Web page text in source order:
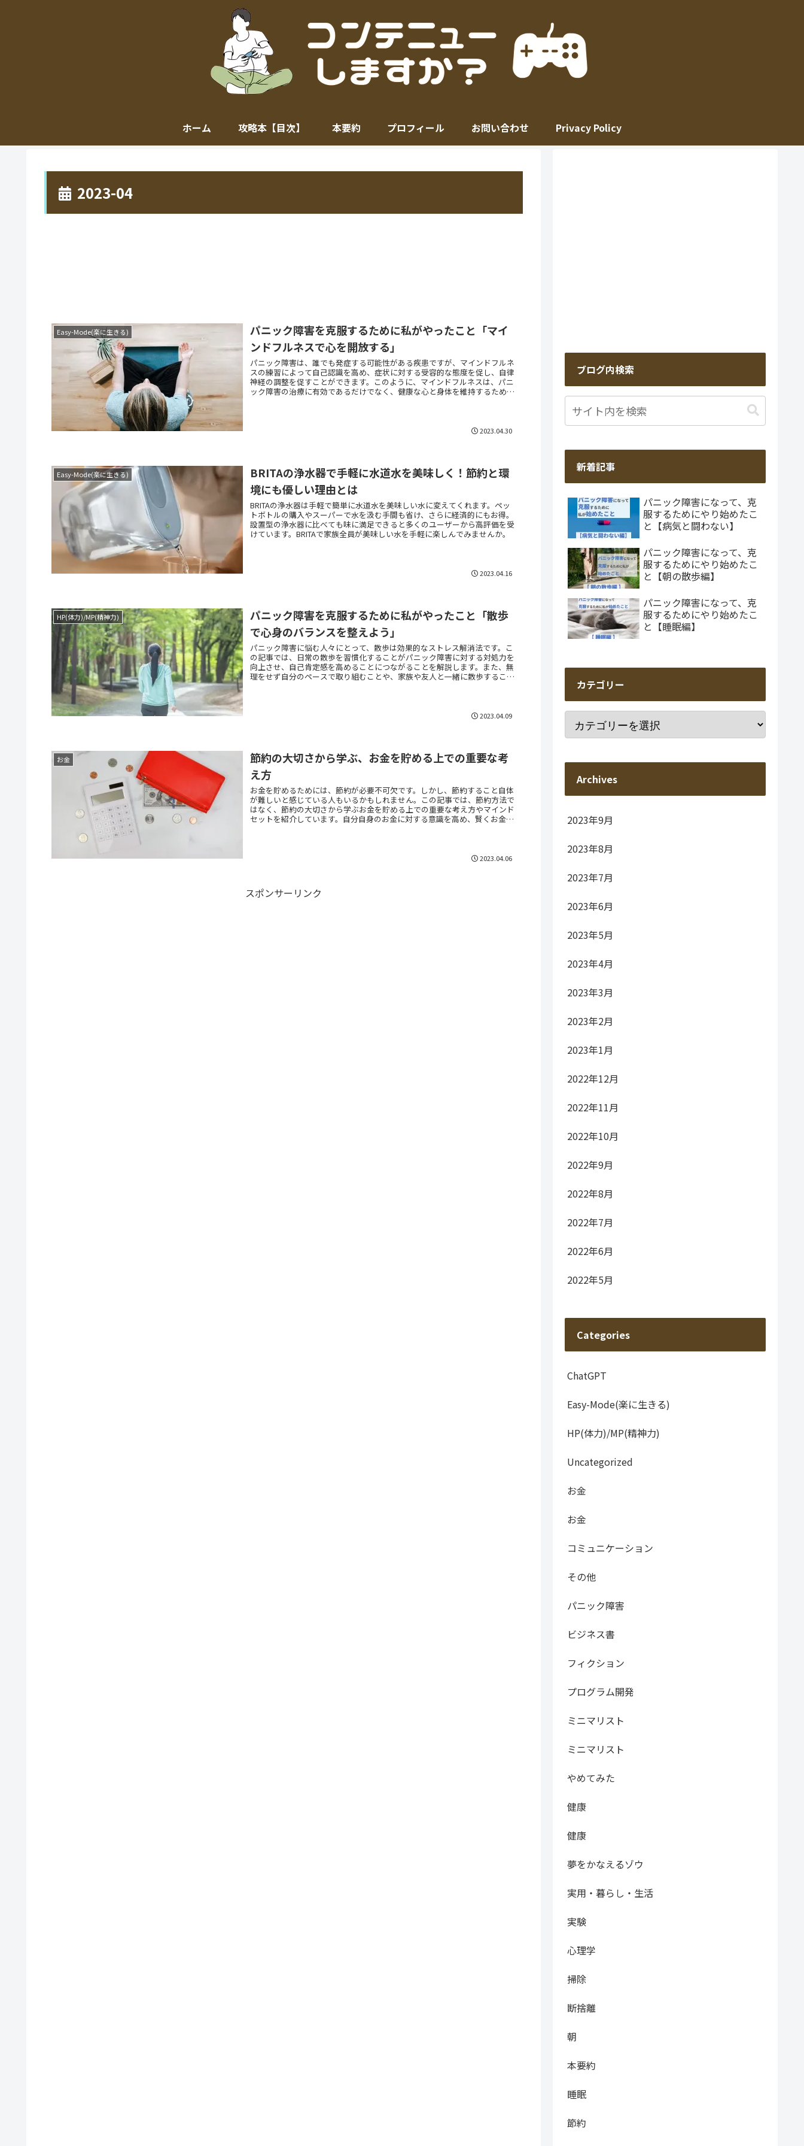
ホーム 攻略本【目次】 本要約 プロフィール お問い合わせ Privacy Policy
2023-04
Easy-Mode(楽に生きる)
パニック障害を克服するために私がやったこと「マイ
ンドフルネスで心を開放する」
パニック障害は、誰でも発症する可能性がある疾患ですが、マインドフルネ
スの練習によって自己認識を高め、症状に対する受容的な態度を促し、自律
神経の調整を促すことができます。このように、マインドフルネスは、パニ
ック障害の治療に有効であるだけでなく、健康な心と身体を維持するための
2023.04.30
Easy-Mode(楽に生きる)
BRITAの浄水器で手軽に水道水を美味しく！節約と環
境にも優しい理由とは
BRITAの浄水器は手軽で簡単に水道水を美味しい水に変えてくれます。ペッ
トボトルの購入やスーパーで水を汲む手間も省け、さらに経済的にもお得。
設置型の浄水器に比べても味に満足できると多くのユーザーから高評価を受
けています。BRITAで家族全員が美味しい水を手軽に楽しんでみませんか。
2023.04.16
HP(体力)/MP(精神力)
パニック障害を克服するために私がやったこと「散歩
で心身のバランスを整えよう」
パニック障害に悩む人々にとって、散歩は効果的なストレス解消法です。こ
の記事では、日常の散歩を習慣化することがパニック障害に対する対処力を
向上させ、自己肯定感を高めることにつながることを解説します。また、無
理をせず自分のペースで取り組むことや、家族や友人と一緒に散歩すること
2023.04.09
お金
節約の大切さから学ぶ、お金を貯める上での重要な考
え方
お金を貯めるためには、節約が必要不可欠です。しかし、節約すること自体
が難しいと感じている人もいるかもしれません。この記事では、節約方法で
はなく、節約の大切さから学ぶお金を貯める上での重要な考え方やマインド
セットを紹介しています。自分自身のお金に対する意識を高め、賢くお金を
2023.04.06
スポンサーリンク
ブログ内検索
新着記事
パニック障害になって、克
服するためにやり始めたこ
と【病気と闘わない】
パニック障害になって、克
服するためにやり始めたこ
と【朝の散歩編】
パニック障害になって、克
服するためにやり始めたこ
と【睡眠編】
カテゴリー
Archives
2023年9月
2023年8月
2023年7月
2023年6月
2023年5月
2023年4月
2023年3月
2023年2月
2023年1月
2022年12月
2022年11月
2022年10月
2022年9月
2022年8月
2022年7月
2022年6月
2022年5月
Categories
ChatGPT
Easy-Mode(楽に生きる)
HP(体力)/MP(精神力)
Uncategorized
お金
お金
コミュニケーション
その他
パニック障害
ビジネス書
フィクション
プログラム開発
ミニマリスト
ミニマリスト
やめてみた
健康
健康
夢をかなえるゾウ
実用・暮らし・生活
実験
心理学
掃除
断捨離
朝
本要約
睡眠
節約